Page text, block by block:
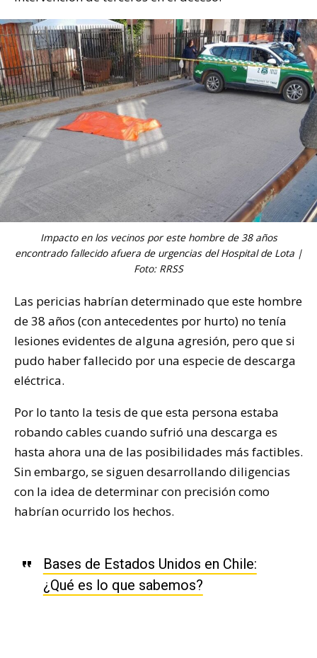
Impacto en los vecinos por este hombre de 38 años
encontrado fallecido afuera de urgencias del Hospital de Lota |
Foto: RRSS
Las pericias habrían determinado que este hombre
de 38 años (con antecedentes por hurto) no tenía
lesiones evidentes de alguna agresión, pero que si
pudo haber fallecido por una especie de descarga
eléctrica.
Por lo tanto la tesis de que esta persona estaba
robando cables cuando sufrió una descarga es
hasta ahora una de las posibilidades más factibles.
Sin embargo, se siguen desarrollando diligencias
con la idea de determinar con precisión como
habrían ocurrido los hechos.
Bases de Estados Unidos en Chile:
¿Qué es lo que sabemos?